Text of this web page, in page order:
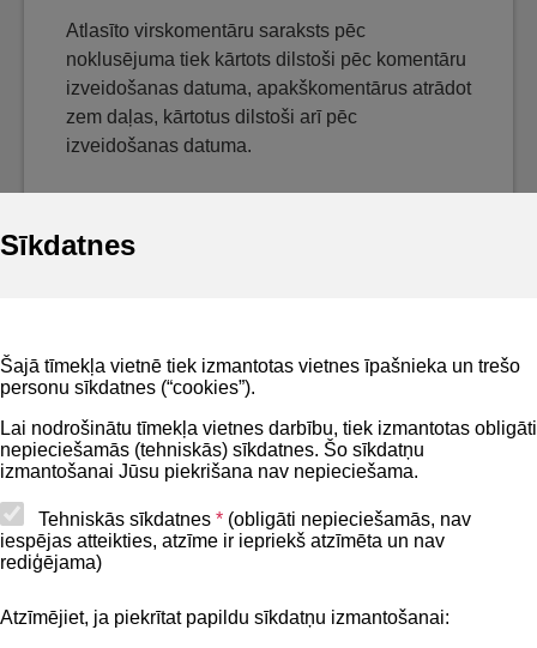
Sīkdatnes
Šajā tīmekļa vietnē tiek izmantotas vietnes īpašnieka un trešo
personu sīkdatnes (“cookies”).
Lai nodrošinātu tīmekļa vietnes darbību, tiek izmantotas obligāti
nepieciešamās (tehniskās) sīkdatnes. Šo sīkdatņu
izmantošanai Jūsu piekrišana nav nepieciešama.
Tehniskās sīkdatnes * (obligāti nepieciešamās, nav
iespējas atteikties, atzīme ir iepriekš atzīmēta un nav
rediģējama)
Atzīmējiet, ja piekrītat papildu sīkdatņu izmantošanai:
Atlasīto virskomentāru saraksts pēc
noklusējuma tiek kārtots dilstoši pēc komentāru
izveidošanas datuma, apakškomentārus atrādot
zem daļas, kārtotus dilstoši arī pēc
izveidošanas datuma.
Privātuma politika
Lapas karte
Piekļūstamības paziņojums
Kontakti